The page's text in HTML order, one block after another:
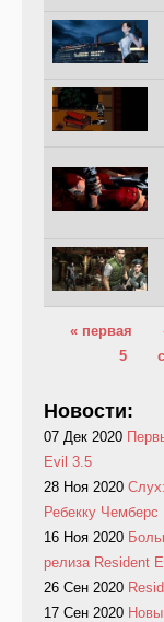
« первая
5
Новости:
07 Дек 2020
Evil 3.5
28 Ноя 2020
Ребекку Чемберс
16 Ноя 2020
релиза Resident
26 Сен 2020
17 Сен 2020